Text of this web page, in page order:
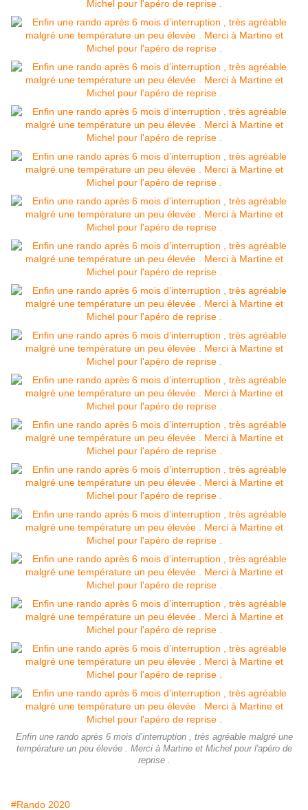
Enfin une rando après 6 mois d’interruption , très agréable malgré une
température un peu élevée . Merci à Martine et Michel pour l'apéro de
reprise .
#Rando 2020